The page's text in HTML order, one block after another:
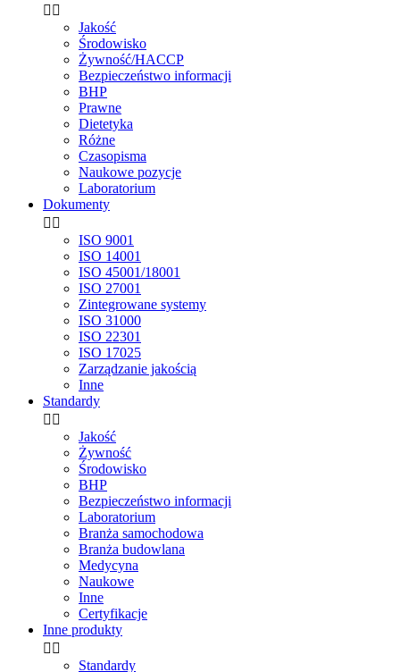
 
Jakość
Środowisko
Żywność/HACCP
Bezpieczeństwo informacji
BHP
Prawne
Dietetyka
Różne
Czasopisma
Naukowe pozycje
Laboratorium
Dokumenty
 
ISO 9001
ISO 14001
ISO 45001/18001
ISO 27001
Zintegrowane systemy
ISO 31000
ISO 22301
ISO 17025
Zarządzanie jakością
Inne
Standardy
 
Jakość
Żywność
Środowisko
BHP
Bezpieczeństwo informacji
Laboratorium
Branża samochodowa
Branża budowlana
Medycyna
Naukowe
Inne
Certyfikacje
Inne produkty
 
Standardy